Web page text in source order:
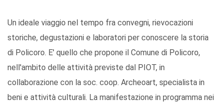
Un ideale viaggio nel tempo fra convegni, rievocazioni
storiche, degustazioni e laboratori per conoscere la storia
di Policoro. E' quello che propone il Comune di Policoro,
nell'ambito delle attività previste dal PIOT, in
collaborazione con la soc. coop. Archeoart, specialista in
beni e attività culturali. La manifestazione in programma nei